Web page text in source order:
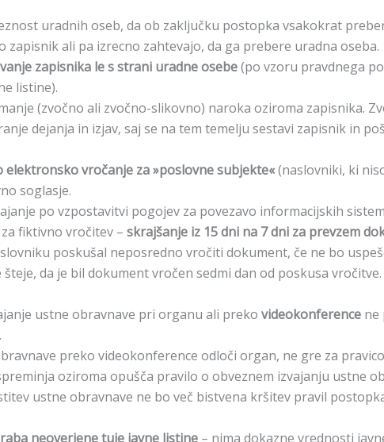
uradnih oseb, da ob zaključku postopka vsakokrat
zapisnik ali pa izrecno zahtevajo, da ga prebere uradna oseba.
zapisnika le s strani uradne osebe(po vzoru pravdnega
listine).
(zvočno ali zvočno-slikovno) naroka oziroma zapisnika.
dejanja in izjav, saj se na tem temelju sestavi zapisnik in
elektronsko vročanje za »poslovne subjekte«(naslovniki, ki
soglasje.
po vzpostavitvi pogojev za povezavo informacijskih
fiktivno vročitev – skrajšanje iz 15 dni na 7 dni za prevzem
poskušal neposredno vročiti dokument, če ne bo
šteje, da je bil dokument vročen sedmi dan od poskusa vročitve.
ustne obravnave pri organu ali preko videokonference ne
preko videokonference odloči organ, ne gre za
oziroma opušča pravilo o obveznem izvajanju ustne
ustne obravnave ne bo več bistvena kršitev pravil
neoverjene tuje javne listine – nima dokazne vrednosti